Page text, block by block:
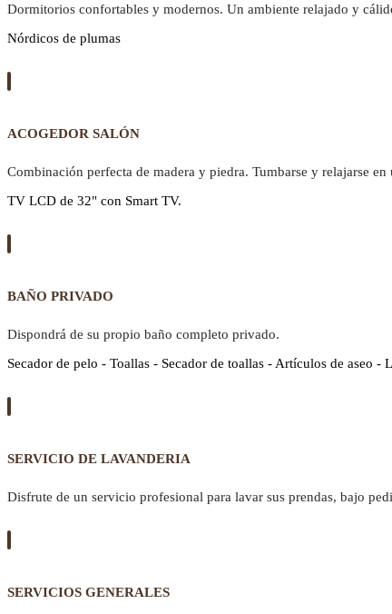
Dormitorios confortables y modernos. Un ambiente relajado y
Nórdicos de plumas
ACOGEDOR SALÓN
Combinación perfecta de madera y piedra. Tumbarse y relajarse
TV LCD de 32" con Smart TV.
BAÑO PRIVADO
Dispondrá de su propio baño completo privado.
Secador de pelo - Toallas - Secador de toallas - Artículos de aseo -
SERVICIO DE LAVANDERIA
Disfrute de un servicio profesional para lavar sus prendas, bajo
SERVICIOS GENERALES